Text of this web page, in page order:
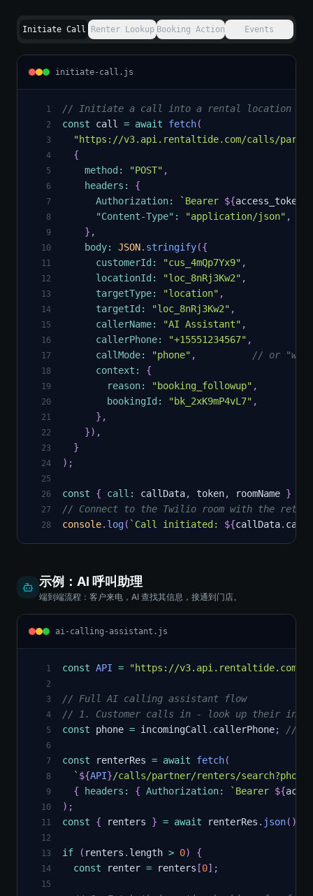
Initiate Call Renter Lookup Booking Action Events
initiate-call.js
1 // Initiate a call into a rental location
2 const call = await fetch(
3 "https://v3.api.rentaltide.com/calls/
4 {
5 method : "POST" ,
6 headers : {
7 Authorization: ` Bearer ${access_token
8 "Content-Type" : "application/json" ,
9 } ,
10 body: JSON. stringify({
11 customerId : "cus_4mQp7Yx9" ,
12 locationId : "loc_8nRj3Kw2" ,
13 targetType: "location" ,
14 targetId : "loc_8nRj3Kw2" ,
15 callerName: "AI Assistant" ,
16 callerPhone: "+15551234567" ,
17 callMode: "phone" , // or
18 context : {
19 reason: "booking_followup" ,
20 bookingId : "bk_2xK9mP4vL7" ,
21 } ,
22 }) ,
23 }
24 ) ;
25
26
const { call : callData, token, roomName }
27 // Connect to the Twilio room with the
28 console. log( ` Call initiated: ${callData.
示例：AI 呼叫助理
端到端流程：客户来电，AI 查找其信息，接通到门店。
ai-calling-assistant.js
1 const API = "https://v3.api.rentaltide.com"
2
3
// Full AI calling assistant flow
4 // 1. Customer calls in - look up their info
5 const phone = incomingCall . callerPhone; //
6
7
const renterRes = await fetch(
8 ` ${API}/calls/partner/renters/search?phone=
9 { headers : { Authorization: ` Bearer ${
10 ) ;
11 const { renters } = await renterRes . json( )
12
13
if ( renters . length > 0) {
14 const renter = renters [0] ;
15